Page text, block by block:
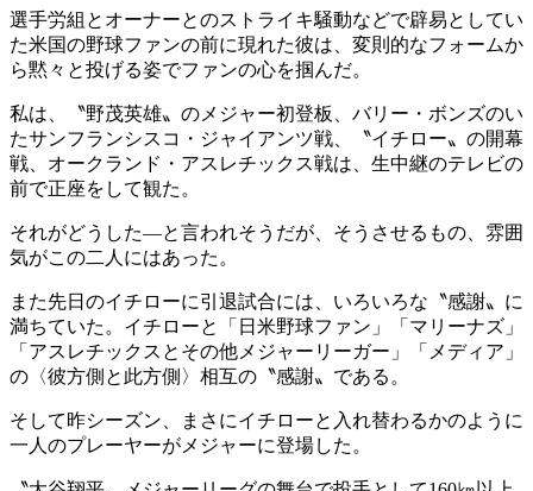
選手労組とオーナーとのストライキ騒動などで辟易としてい
た米国の野球ファンの前に現れた彼は、変則的なフォームか
ら黙々と投げる姿でファンの心を掴んだ。
私は、〝野茂英雄〟のメジャー初登板、バリー・ボンズのい
たサンフランシスコ・ジャイアンツ戦、〝イチロー〟の開幕
戦、オークランド・アスレチックス戦は、生中継のテレビの
前で正座をして観た。
それがどうした—と言われそうだが、そうさせるもの、雰囲
気がこの二人にはあった。
また先日のイチローに引退試合には、いろいろな〝感謝〟に
満ちていた。イチローと「日米野球ファン」「マリーナズ」
「アスレチックスとその他メジャーリーガー」「メディア」
の〈彼方側と此方側〉相互の〝感謝〟である。
そして昨シーズン、まさにイチローと入れ替わるかのように
一人のプレーヤーがメジャーに登場した。